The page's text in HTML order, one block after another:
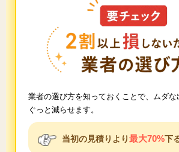
業者の選び方を知っておくことで、ムダ
ぐっと減らせます。
当初の見積りより最大70%下